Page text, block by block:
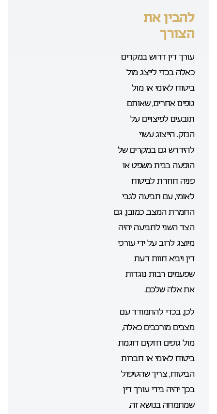
להבין את
הצורך
עורך דין דרוש במקרים
כאלה בכדי לייצג מול
ביטוח לאומי או מול
גופים אחרים, שאותם
תובעים לפיצויים על
הנזק. הייצוג עשוי
להידרש גם במקרים של
הופעה בבית משפט או
פניה חוזרת לביטוח
לאומי, עם תביעה לגבי
החמרת המצב. כמובן, גם
הצד השני לתביעה יהיה
מיוצג לרוב על ידי עורכי
דין ויביא חוות דעת
שפעמים רבות נוגדות
את אלה שלכם.
לכן, בכדי להתמודד עם
מצבים מורכבים כאלה,
מול גופים חזקים דוגמת
ביטוח לאומי או חברות
הביטוח, צריך שהטיפול
בכך יהיה בידי עורך דין
שמתמחה בנושא זה.